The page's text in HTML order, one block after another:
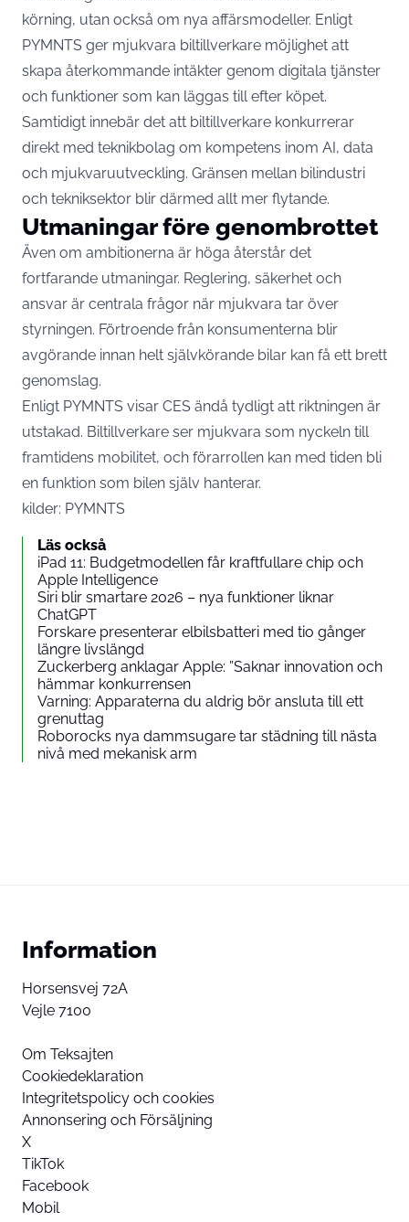
körning, utan också om nya affärsmodeller. Enligt
PYMNTS ger mjukvara biltillverkare möjlighet att
skapa återkommande intäkter genom digitala tjänster
och funktioner som kan läggas till efter köpet.
Samtidigt innebär det att biltillverkare konkurrerar
direkt med teknikbolag om kompetens inom AI, data
och mjukvaruutveckling. Gränsen mellan bilindustri
och tekniksektor blir därmed allt mer flytande.
Utmaningar före genombrottet
Även om ambitionerna är höga återstår det
fortfarande utmaningar. Reglering, säkerhet och
ansvar är centrala frågor när mjukvara tar över
styrningen. Förtroende från konsumenterna blir
avgörande innan helt självkörande bilar kan få ett brett
genomslag.
Enligt PYMNTS visar CES ändå tydligt att riktningen är
utstakad. Biltillverkare ser mjukvara som nyckeln till
framtidens mobilitet, och förarrollen kan med tiden bli
en funktion som bilen själv hanterar.
kilder: PYMNTS
Läs också
iPad 11: Budgetmodellen får kraftfullare chip och
Apple Intelligence
Siri blir smartare 2026 – nya funktioner liknar
ChatGPT
Forskare presenterar elbilsbatteri med tio gånger
längre livslängd
Zuckerberg anklagar Apple: ”Saknar innovation och
hämmar konkurrensen
Varning: Apparaterna du aldrig bör ansluta till ett
grenuttag
Roborocks nya dammsugare tar städning till nästa
nivå med mekanisk arm
Information
Horsensvej 72A
Vejle 7100
Om Teksajten
Cookiedeklaration
Integritetspolicy och cookies
Annonsering och Försäljning
X
TikTok
Facebook
Mobil